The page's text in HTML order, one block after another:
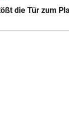
die Tür zum